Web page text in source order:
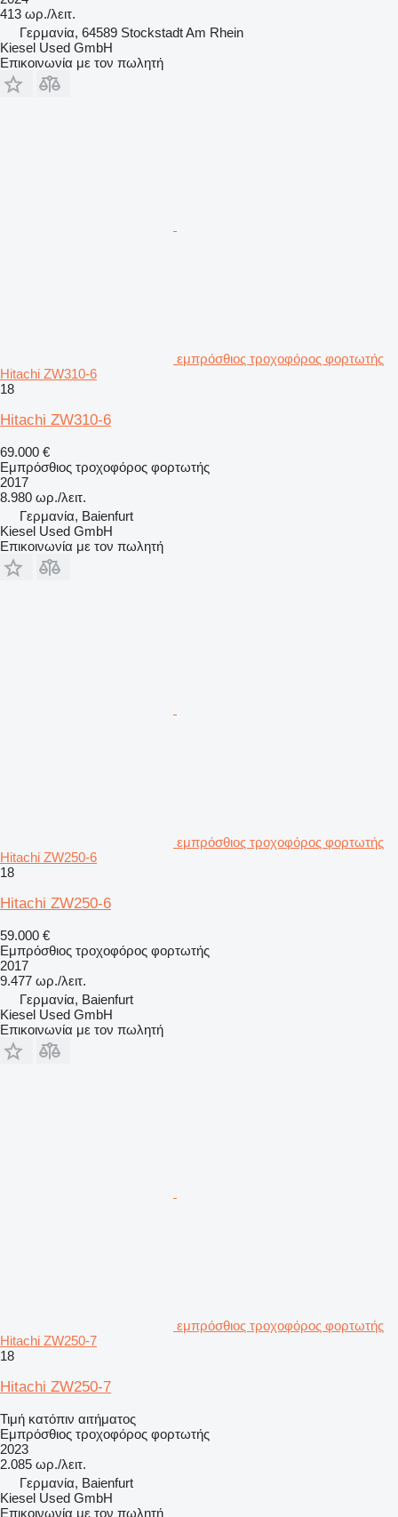
413 ωρ./λειτ.
Γερμανία, 64589 Stockstadt Am Rhein
Kiesel Used GmbH
Επικοινωνία με τον πωλητή
εμπρόσθιος τροχοφόρος φορτωτής
Hitachi ZW310-6
18
Hitachi ZW310-6
69.000 €
Εμπρόσθιος τροχοφόρος φορτωτής
2017
8.980 ωρ./λειτ.
Γερμανία, Baienfurt
Kiesel Used GmbH
Επικοινωνία με τον πωλητή
εμπρόσθιος τροχοφόρος φορτωτής
Hitachi ZW250-6
18
Hitachi ZW250-6
59.000 €
Εμπρόσθιος τροχοφόρος φορτωτής
2017
9.477 ωρ./λειτ.
Γερμανία, Baienfurt
Kiesel Used GmbH
Επικοινωνία με τον πωλητή
εμπρόσθιος τροχοφόρος φορτωτής
Hitachi ZW250-7
18
Hitachi ZW250-7
Τιμή κατόπιν αιτήματος
Εμπρόσθιος τροχοφόρος φορτωτής
2023
2.085 ωρ./λειτ.
Γερμανία, Baienfurt
Kiesel Used GmbH
Επικοινωνία με τον πωλητή